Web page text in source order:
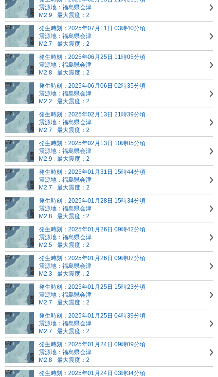
震源地：福島県会津
M2.9
最大震度：2
発生時刻：2025年07月11日 03時40分頃
震源地：福島県会津
M2.7
最大震度：2
発生時刻：2025年06月25日 11時05分頃
震源地：福島県会津
M2.8
最大震度：2
発生時刻：2025年06月06日 02時35分頃
震源地：福島県会津
M2.2
最大震度：2
発生時刻：2025年02月13日 21時39分頃
震源地：福島県会津
M2.7
最大震度：2
発生時刻：2025年02月13日 10時05分頃
震源地：福島県会津
M2.9
最大震度：2
発生時刻：2025年01月31日 15時44分頃
震源地：福島県会津
M2.7
最大震度：2
発生時刻：2025年01月28日 15時34分頃
震源地：福島県会津
M2.8
最大震度：2
発生時刻：2025年01月26日 09時42分頃
震源地：福島県会津
M2.5
最大震度：2
発生時刻：2025年01月26日 09時07分頃
震源地：福島県会津
M2.3
最大震度：2
発生時刻：2025年01月25日 15時23分頃
震源地：福島県会津
M2.7
最大震度：2
発生時刻：2025年01月25日 04時39分頃
震源地：福島県会津
M2.7
最大震度：2
発生時刻：2025年01月24日 09時09分頃
震源地：福島県会津
M2.8
最大震度：2
発生時刻：2025年01月24日 03時34分頃